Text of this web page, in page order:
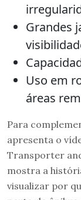
Grandes
Uso em
áreas
Para
apresenta o
Transporter and
mostra a
visualizar por